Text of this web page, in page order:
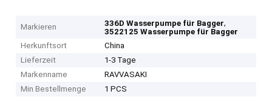
Markieren 336D Wasserpumpe für Bagger,
3522125 Wasserpumpe für Bagger
Herkunftsort
China
Lieferzeit
1-3 Tage
Markenname
RAVVASAKI
Min Bestellmenge
1 PCS